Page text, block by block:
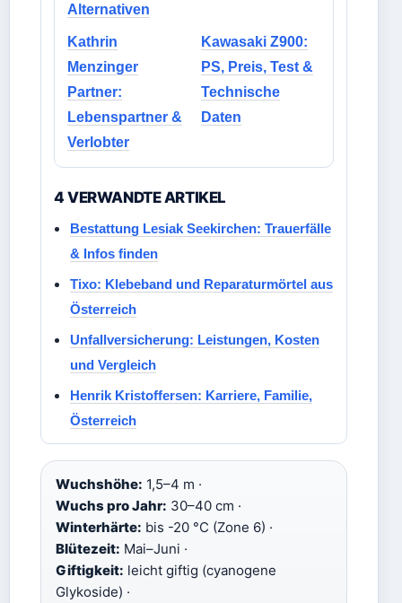
Alternativen
Kathrin
Menzinger
Partner:
Lebenspartner &
Verlobter
Kawasaki Z900:
PS, Preis, Test &
Technische
Daten
4 VERWANDTE ARTIKEL
Bestattung Lesiak Seekirchen: Trauerfälle
& Infos finden
Tixo: Klebeband und Reparaturmörtel aus
Österreich
Unfallversicherung: Leistungen, Kosten
und Vergleich
Henrik Kristoffersen: Karriere, Familie,
Österreich
Wuchshöhe: 1,5–4 m ·
Wuchs pro Jahr: 30–40 cm ·
Winterhärte: bis -20 °C (Zone 6) ·
Blütezeit: Mai–Juni ·
Giftigkeit: leicht giftig (cyanogene
Glykoside) ·